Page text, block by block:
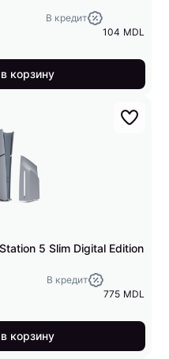
В кредит
104 MDL
корзину
5 Slim Digital Edition
В кредит
775 MDL
корзину